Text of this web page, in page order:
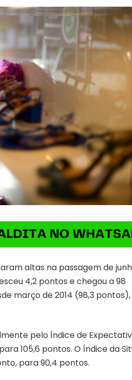
altas na passagem de
4,2 pontos e chegou a 98
março de 2014 (98,3 pontos),
pelo Índice de
105,6 pontos. O Índice da
para 90,4 pontos.